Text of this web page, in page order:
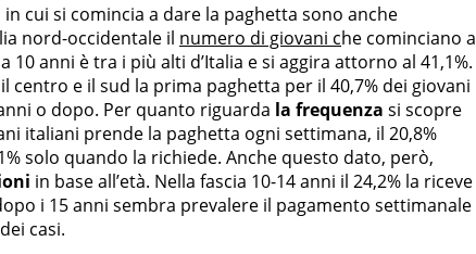
in cui si comincia a dare la paghetta sono anche
nord-occidentale il numero di giovani che cominciano a
10 anni è tra i più alti d’Italia e si aggira attorno al 41,1%.
centro e il sud la prima paghetta per il 40,7% dei giovani
o dopo. Per quanto riguarda la frequenza si scopre
italiani prende la paghetta ogni settimana, il 20,8%
solo quando la richiede. Anche questo dato, però,
in base all’età. Nella fascia 10-14 anni il 24,2% la riceve
i 15 anni sembra prevalere il pagamento settimanale
casi.